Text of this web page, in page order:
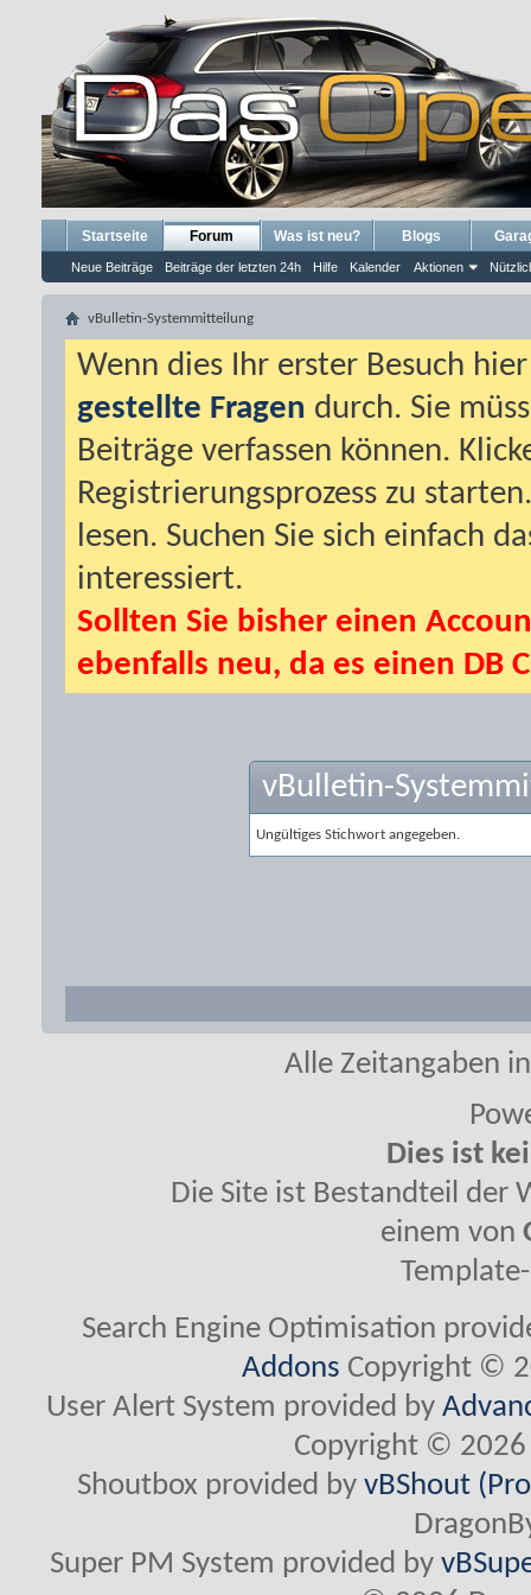
Startseite Forum
Neue Beiträge Beiträge der letzten 24h Hilfe Kalender Aktionen
Was ist neu? Blogs
vBulletin-Systemmitteilung
Wenn dies Ihr erster Besuch
gestellte Fragen durch. Sie
Beiträge verfassen können.
Registrierungsprozess zu
lesen. Suchen Sie sich einfach
interessiert.
Sollten Sie bisher einen
ebenfalls neu, da es einen DB
vBulletin-
Ungültiges Stichwort angegeben.
Alle Zeitangaben
Dies ist
Die Site ist Bestandteil der
einem von
Search Engine Optimisation
Addons Copyright ©
User Alert System provided by
Copyright © 2026
Shoutbox provided byvBShout
Super PM System provided by